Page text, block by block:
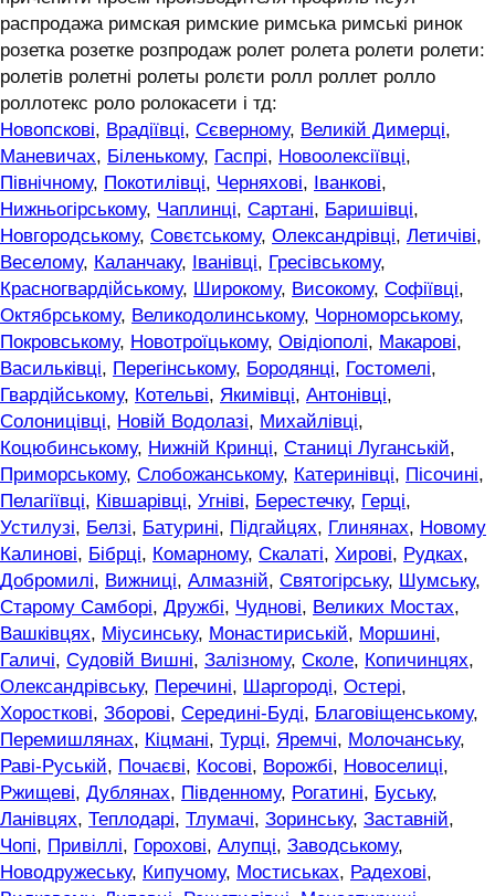
распродажа римская римские римська римські ринок
розетка розетке розпродаж ролет ролета ролети ролети:
ролетів ролетні ролеты ролєти ролл роллет ролло
роллотекс роло ролокасети і тд:
Новопскові, Врадіївці, Сєверному, Великій Димерці,
Маневичах, Біленькому, Гаспрі, Новоолексіївці,
Північному, Покотилівці, Черняхові, Іванкові,
Нижньогірському, Чаплинці, Сартані, Баришівці,
Новгородському, Совєтському, Олександрівці, Летичіві,
Веселому, Каланчаку, Іванівці, Гресівському,
Красногвардійському, Широкому, Високому, Софіївці,
Октябрському, Великодолинському, Чорноморському,
Покровському, Новотроїцькому, Овідіополі, Макарові,
Васильківці, Перегінському, Бородянці, Гостомелі,
Гвардійському, Котельві, Якимівці, Антонівці,
Солоницівці, Новій Водолазі, Михайлівці,
Коцюбинському, Нижній Кринці, Станиці Луганській,
Приморському, Слобожанському, Катеринівці, Пісочині,
Пелагіївці, Ківшарівці, Угніві, Берестечку, Герці,
Устилузі, Белзі, Батурині, Підгайцях, Глинянах, Новому
Калинові, Бібрці, Комарному, Скалаті, Хирові, Рудках,
Добромилі, Вижниці, Алмазній, Святогірську, Шумську,
Старому Самборі, Дружбі, Чуднові, Великих Мостах,
Вашківцях, Міусинську, Монастириській, Моршині,
Галичі, Судовій Вишні, Залізному, Сколе, Копичинцях,
Олександрівську, Перечині, Шаргороді, Остері,
Хоросткові, Зборові, Середині-Буді, Благовіщенському,
Перемишлянах, Кіцмані, Турці, Яремчі, Молочанську,
Раві-Руській, Почаєві, Косові, Ворожбі, Новоселиці,
Ржищеві, Дублянах, Південному, Рогатині, Буську,
Ланівцях, Теплодарі, Тлумачі, Зоринську, Заставній,
Чопі, Привіллі, Горохові, Алупці, Заводському,
Новодружеську, Кипучому, Мостиськах, Радехові,